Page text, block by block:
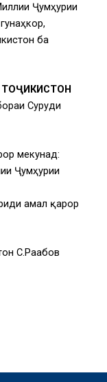
Ҷумҳурии
ба
Суруди
мекунад:
Ҷумҳурии
амал қарор
С.Раҷабов